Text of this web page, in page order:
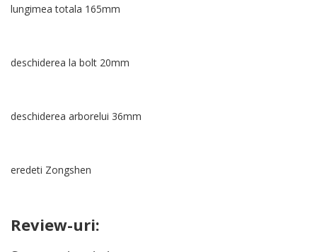
lungimea totala 165mm
deschiderea la bolt 20mm
deschiderea arborelui 36mm
eredeti Zongshen
Review-uri: